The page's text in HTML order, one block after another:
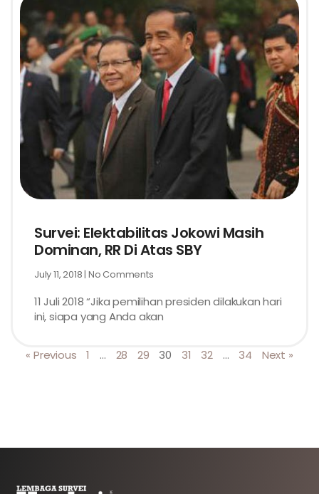
Survei: Elektabilitas Jokowi Masih
Dominan, RR Di Atas SBY
July 11, 2018 No Comments
11 Juli 2018 “Jika pemilihan presiden dilakukan hari
ini, siapa yang Anda akan
« Previous 1 … 28 29 30 31 32 … 34 Next »